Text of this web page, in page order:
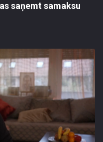
saņemt samaksu